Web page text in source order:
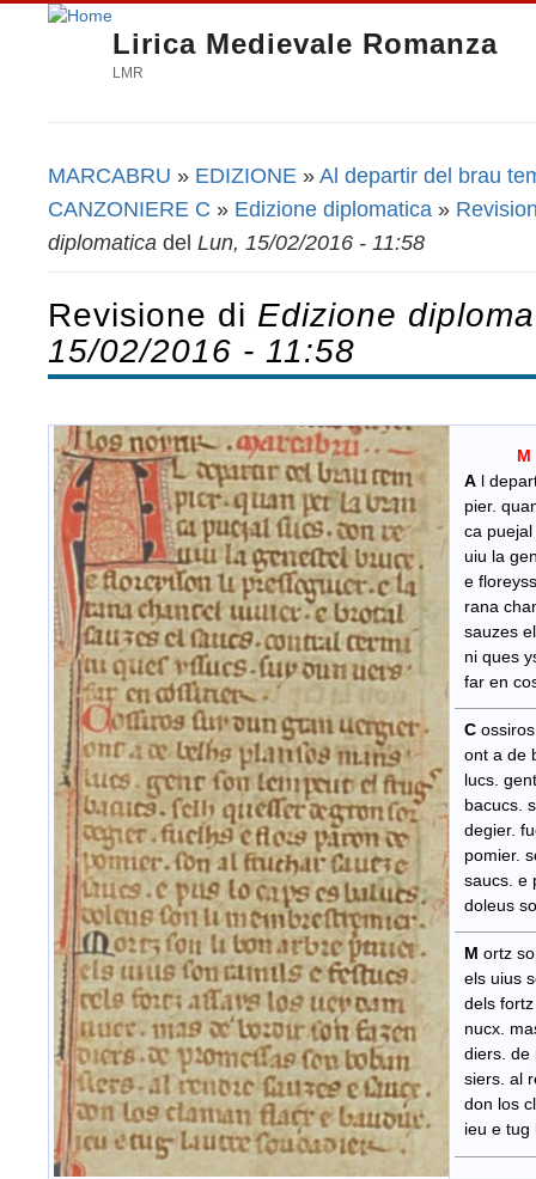
Lirica Medievale Romanza
LMR
Tu sei qui
MARCABRU » EDIZIONE » Al departir del brau
CANZONIERE C » Edizione diplomatica »
diplomatica del Lun, 15/02/2016 - 11:58
Revisione di Edizione
15/02/2016 - 11:58
M
A l
pier.
ca
uiu la
e
rana
sauzes
ni ques
far en
C
ont a de
lucs.
bacucs.
degier.
pomier.
saucs. e
doleus
M ortz
els uius
dels
nucx.
diers. de
siers. al
don los
ieu e tug